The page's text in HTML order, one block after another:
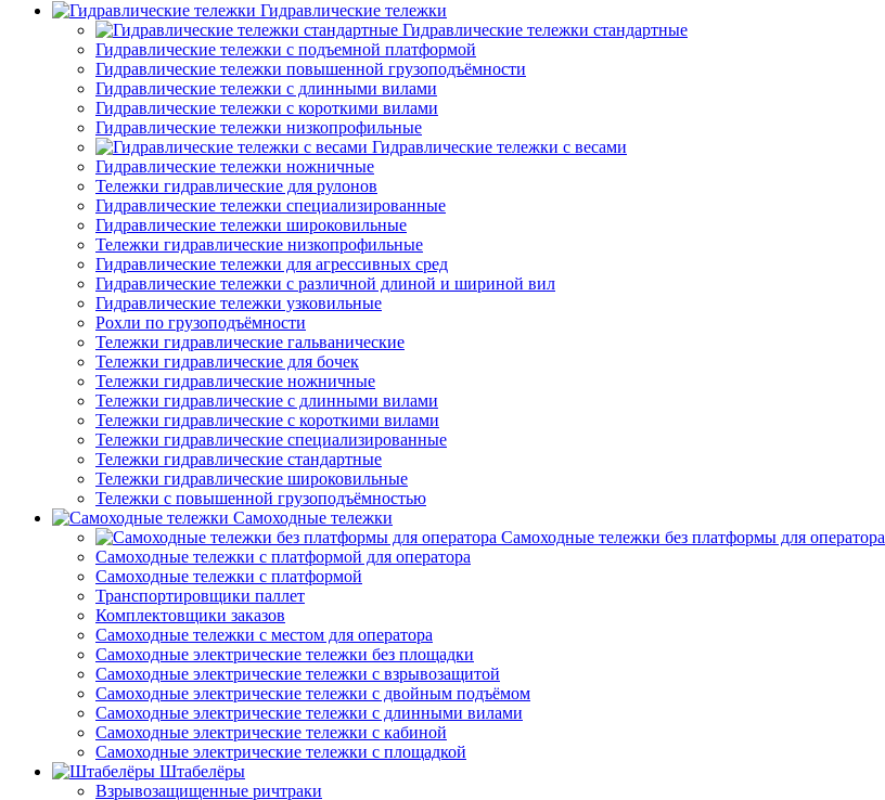
Гидравлические тележки
Гидравлические тележки стандартные
Гидравлические тележки с подъемной платформой
Гидравлические тележки повышенной грузоподъёмности
Гидравлические тележки с длинными вилами
Гидравлические тележки с короткими вилами
Гидравлические тележки низкопрофильные
Гидравлические тележки с весами
Гидравлические тележки ножничные
Тележки гидравлические для рулонов
Гидравлические тележки специализированные
Гидравлические тележки широковильные
Тележки гидравлические низкопрофильные
Гидравлические тележки для агрессивных сред
Гидравлические тележки с различной длиной и шириной вил
Гидравлические тележки узковильные
Рохли по грузоподъёмности
Тележки гидравлические гальванические
Тележки гидравлические для бочек
Тележки гидравлические ножничные
Тележки гидравлические с длинными вилами
Тележки гидравлические с короткими вилами
Тележки гидравлические специализированные
Тележки гидравлические стандартные
Тележки гидравлические широковильные
Тележки с повышенной грузоподъёмностью
Самоходные тележки
Самоходные тележки без платформы для оператора
Самоходные тележки с платформой для оператора
Самоходные тележки с платформой
Транспортировщики паллет
Комплектовщики заказов
Самоходные тележки с местом для оператора
Самоходные электрические тележки без площадки
Самоходные электрические тележки с взрывозащитой
Самоходные электрические тележки с двойным подъёмом
Самоходные электрические тележки с длинными вилами
Самоходные электрические тележки с кабиной
Самоходные электрические тележки с площадкой
Штабелёры
Взрывозащищенные ричтраки